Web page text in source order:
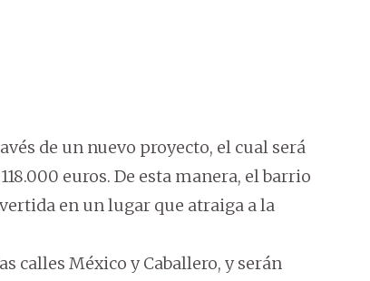
de un nuevo proyecto, el cual será
euros. De esta manera, el barrio
en un lugar que atraiga a la
calles México y Caballero, y serán